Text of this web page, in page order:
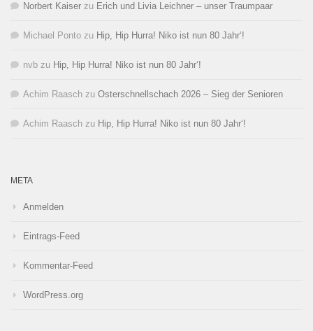
Norbert Kaiser zu Erich und Livia Leichner – unser Traumpaar
Michael Ponto zu Hip, Hip Hurra! Niko ist nun 80 Jahr‘!
nvb zu Hip, Hip Hurra! Niko ist nun 80 Jahr‘!
Achim Raasch zu Osterschnellschach 2026 – Sieg der Senioren
Achim Raasch zu Hip, Hip Hurra! Niko ist nun 80 Jahr‘!
META
Anmelden
Eintrags-Feed
Kommentar-Feed
WordPress.org